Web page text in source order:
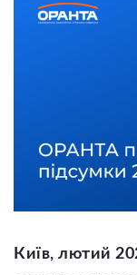
Київ, лютий